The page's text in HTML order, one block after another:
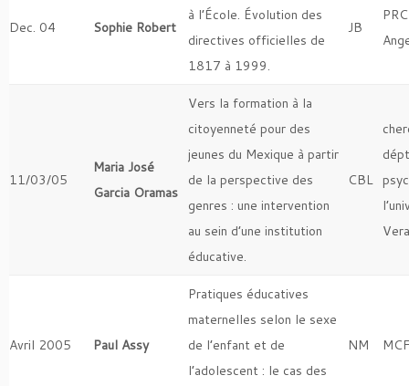
Dec. 04 Sophie Robert
à l’École. Évolution des
directives officielles de
1817 à 1999.
JB
11/03/05
Maria José
Garcia Oramas
Vers la formation à la
citoyenneté pour des
jeunes du Mexique à partir
de la perspective des
genres : une intervention
au sein d’une institution
éducative.
CBL
Avril 2005 Paul Assy
Pratiques éducatives
maternelles selon le sexe
de l’enfant et de
l’adolescent : le cas des
NM